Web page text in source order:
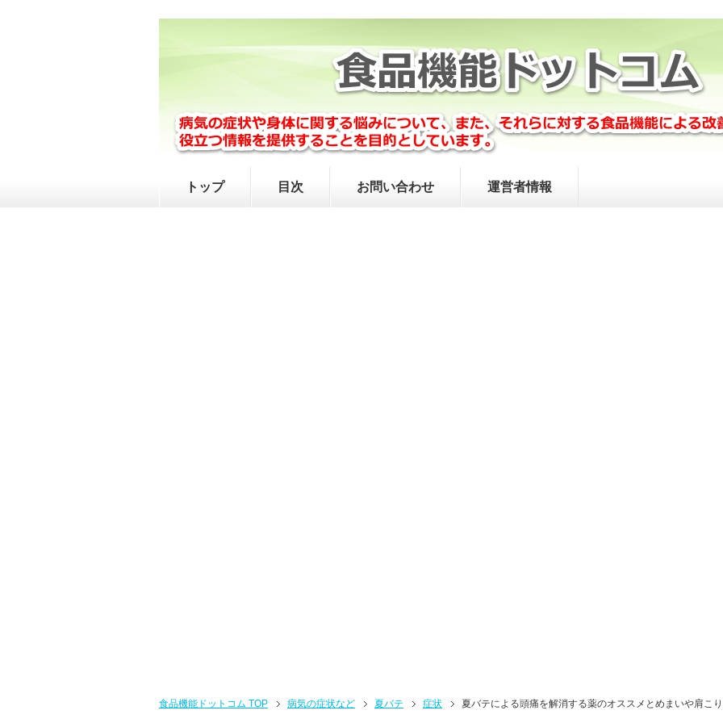
トップ 目次 お問い合わせ 運営者情報
食品機能ドットコム TOP 病気の症状など 夏バテ 症状 夏バテによる頭痛を解消する薬のオススメとめまいや肩こ